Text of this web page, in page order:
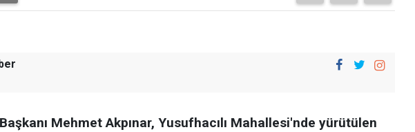
Mehmet Akpınar, Yusufhacılı Mahallesi'nde yürütülen